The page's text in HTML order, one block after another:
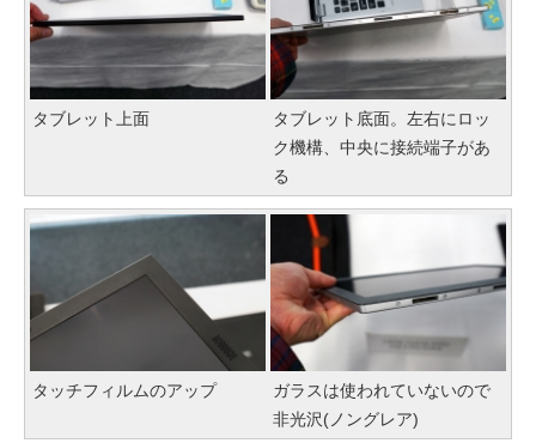
タブレット上面
タブレット底面。左右にロッ
ク機構、中央に接続端子があ
る
タッチフィルムのアップ
ガラスは使われていないので
非光沢(ノングレア)